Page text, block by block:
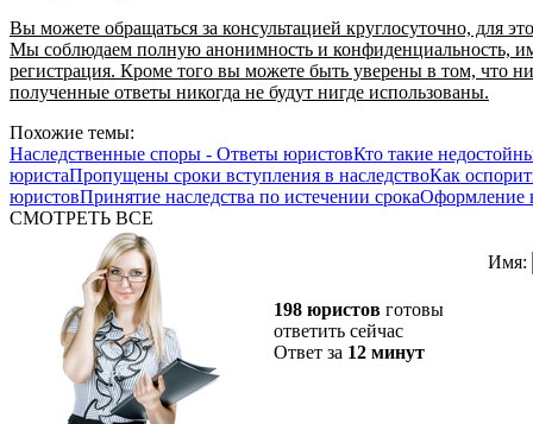
Вы можете обращаться за консультацией круглосуточно, для
Мы соблюдаем полную анонимность и конфиденциальность,
регистрация. Кроме того вы можете быть уверены в том, что
полученные ответы никогда не будут нигде использованы.
Похожие темы:
Наследственные споры - Ответы юристовКто такие
юристаПропущены сроки вступления в наследствоКак
юристовПринятие наследства по истечении срокаОформление
СМОТРЕТЬ ВСЕ
198 юристов готовы
ответить сейчас
Ответ за 12 минут
Имя: